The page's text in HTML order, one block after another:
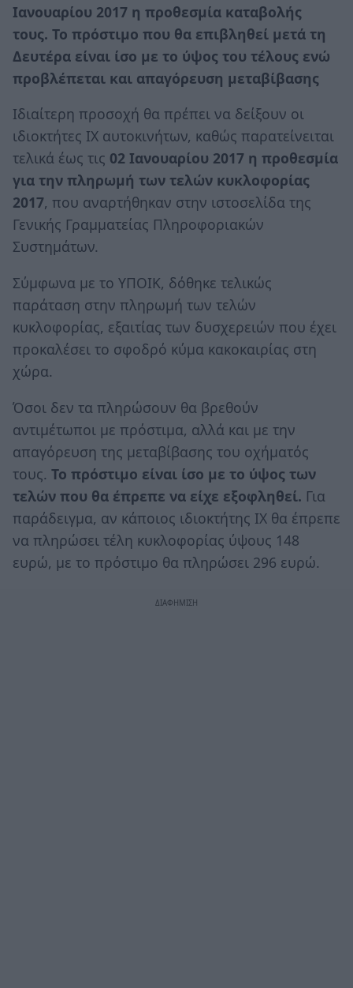
Ιανουαρίου 2017 η προθεσμία καταβολής
τους. Το πρόστιμο που θα επιβληθεί μετά τη
Δευτέρα είναι ίσο με το ύψος του τέλους ενώ
προβλέπεται και απαγόρευση μεταβίβασης
Ιδιαίτερη προσοχή θα πρέπει να δείξουν οι
ιδιοκτήτες ΙΧ αυτοκινήτων, καθώς παρατείνειται
τελικά έως τις 02 Ιανουαρίου 2017 η προθεσμία
για την πληρωμή των τελών κυκλοφορίας
2017, που αναρτήθηκαν στην ιστοσελίδα της
Γενικής Γραμματείας Πληροφοριακών
Συστημάτων.
Σύμφωνα με το ΥΠΟΙΚ, δόθηκε τελικώς
παράταση στην πληρωμή των τελών
κυκλοφορίας, εξαιτίας των δυσχερειών που έχει
προκαλέσει το σφοδρό κύμα κακοκαιρίας στη
χώρα.
Όσοι δεν τα πληρώσουν θα βρεθούν
αντιμέτωποι με πρόστιμα, αλλά και με την
απαγόρευση της μεταβίβασης του οχήματός
τους. Το πρόστιμο είναι ίσο με το ύψος των
τελών που θα έπρεπε να είχε εξοφληθεί. Για
παράδειγμα, αν κάποιος ιδιοκτήτης ΙΧ θα έπρεπε
να πληρώσει τέλη κυκλοφορίας ύψους 148
ευρώ, με το πρόστιμο θα πληρώσει 296 ευρώ.